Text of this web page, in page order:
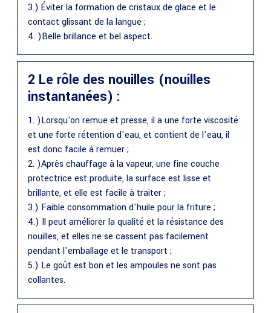
3.) Éviter la formation de cristaux de glace et le
contact glissant de la langue ;
4. )Belle brillance et bel aspect.
2 Le rôle des nouilles (nouilles
instantanées) :
1. )Lorsqu'on remue et presse, il a une forte viscosité
et une forte rétention d'eau, et contient de l'eau, il
est donc facile à remuer ;
2. )Après chauffage à la vapeur, une fine couche
protectrice est produite, la surface est lisse et
brillante, et elle est facile à traiter ;
3.) Faible consommation d'huile pour la friture ;
4.) Il peut améliorer la qualité et la résistance des
nouilles, et elles ne se cassent pas facilement
pendant l'emballage et le transport ;
5.) Le goût est bon et les ampoules ne sont pas
collantes.